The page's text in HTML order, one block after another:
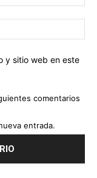
y sitio web en este
comentarios
entrada.